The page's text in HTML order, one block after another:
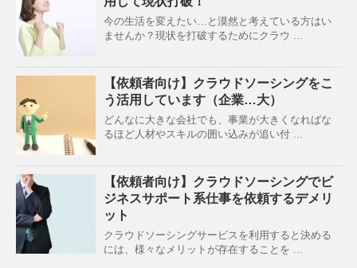
今の生活を変えたい…と漠然と考えている方はい
ませんか？現状を打破するためにクラウ ...
【依頼者向け】クラウドソーシングをこ
う活用しています（企業…大）
どんなに大きな会社でも、事業が大きくなればな
るほど人材やスキルの囲い込みが追い付 ...
【依頼者向け】クラウドソーシングでビ
ジネスサポート系仕事を依頼するデメリ
ット
クラウドソーシングサービスを利用すると決める
には、様々なメリットが存在することを ...